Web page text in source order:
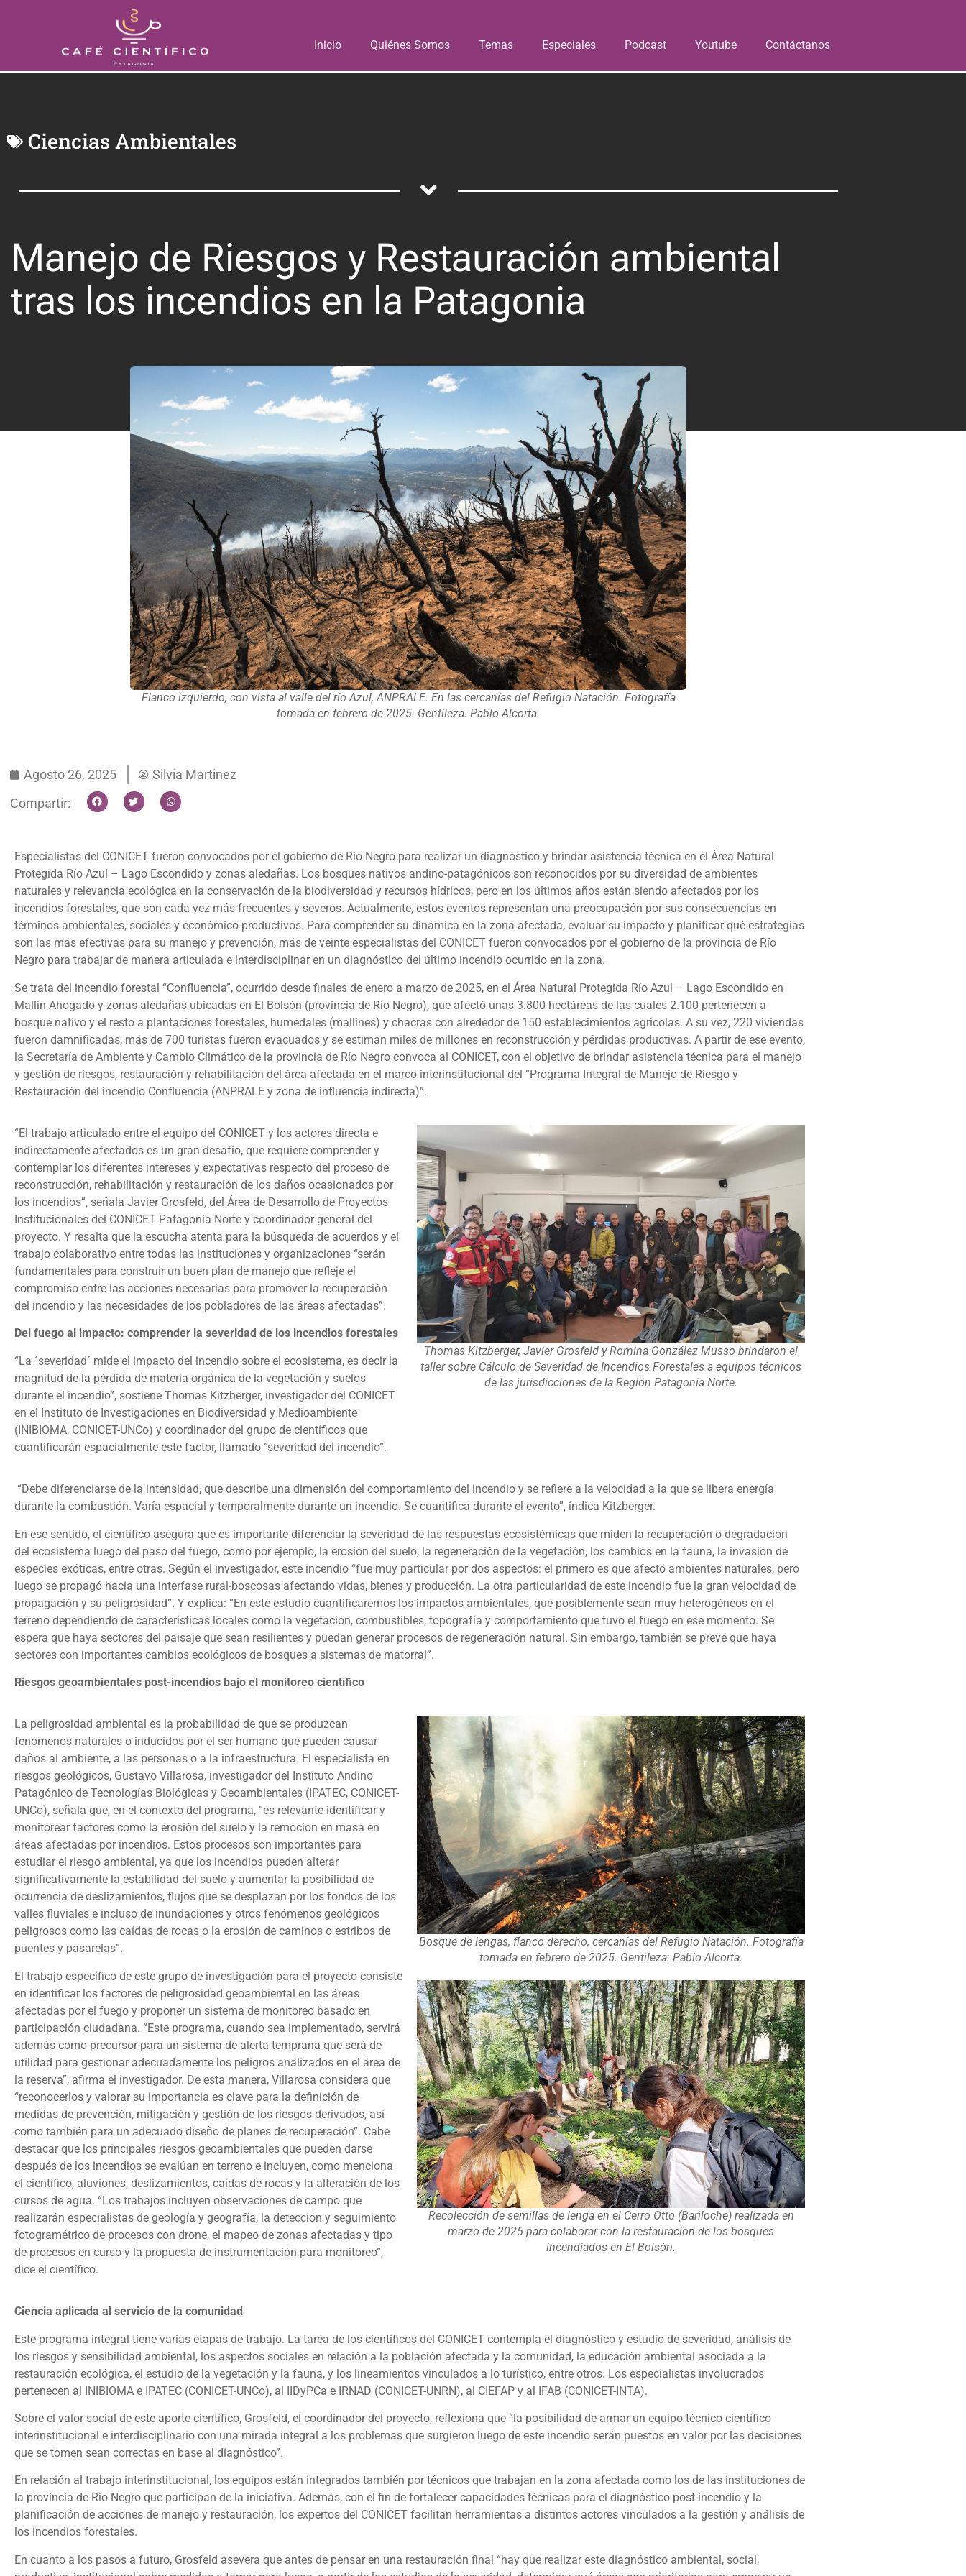
Inicio Quiénes Somos Temas Especiales Podcast Youtube Contáctanos
Ciencias Ambientales
Manejo de Riesgos y Restauración ambiental
tras los incendios en la Patagonia
Flanco izquierdo, con vista al valle del río Azul, ANPRALE. En las cercanías del Refugio Natación. Fotografía
tomada en febrero de 2025. Gentileza: Pablo Alcorta.
Agosto 26, 2025
Silvia Martinez
Compartir:
Especialistas del CONICET fueron convocados por el gobierno de Río Negro para realizar un diagnóstico y brindar asistencia técnica en el Área Natural
Protegida Río Azul – Lago Escondido y zonas aledañas. Los bosques nativos andino-patagónicos son reconocidos por su diversidad de ambientes
naturales y relevancia ecológica en la conservación de la biodiversidad y recursos hídricos, pero en los últimos años están siendo afectados por los
incendios forestales, que son cada vez más frecuentes y severos. Actualmente, estos eventos representan una preocupación por sus consecuencias en
términos ambientales, sociales y económico-productivos. Para comprender su dinámica en la zona afectada, evaluar su impacto y planificar qué estrategias
son las más efectivas para su manejo y prevención, más de veinte especialistas del CONICET fueron convocados por el gobierno de la provincia de Río
Negro para trabajar de manera articulada e interdisciplinar en un diagnóstico del último incendio ocurrido en la zona.
Se trata del incendio forestal “Confluencia”, ocurrido desde finales de enero a marzo de 2025, en el Área Natural Protegida Río Azul – Lago Escondido en
Mallín Ahogado y zonas aledañas ubicadas en El Bolsón (provincia de Río Negro), que afectó unas 3.800 hectáreas de las cuales 2.100 pertenecen a
bosque nativo y el resto a plantaciones forestales, humedales (mallines) y chacras con alrededor de 150 establecimientos agrícolas. A su vez, 220 viviendas
fueron damnificadas, más de 700 turistas fueron evacuados y se estiman miles de millones en reconstrucción y pérdidas productivas. A partir de ese evento,
la Secretaría de Ambiente y Cambio Climático de la provincia de Río Negro convoca al CONICET, con el objetivo de brindar asistencia técnica para el manejo
y gestión de riesgos, restauración y rehabilitación del área afectada en el marco interinstitucional del “Programa Integral de Manejo de Riesgo y
Restauración del incendio Confluencia (ANPRALE y zona de influencia indirecta)”.
“El trabajo articulado entre el equipo del CONICET y los actores directa e
indirectamente afectados es un gran desafío, que requiere comprender y
contemplar los diferentes intereses y expectativas respecto del proceso de
reconstrucción, rehabilitación y restauración de los daños ocasionados por
los incendios”, señala Javier Grosfeld, del Área de Desarrollo de Proyectos
Institucionales del CONICET Patagonia Norte y coordinador general del
proyecto. Y resalta que la escucha atenta para la búsqueda de acuerdos y el
trabajo colaborativo entre todas las instituciones y organizaciones “serán
fundamentales para construir un buen plan de manejo que refleje el
compromiso entre las acciones necesarias para promover la recuperación
del incendio y las necesidades de los pobladores de las áreas afectadas”.
Del fuego al impacto: comprender la severidad de los incendios forestales
“La ´severidad´ mide el impacto del incendio sobre el ecosistema, es decir la
magnitud de la pérdida de materia orgánica de la vegetación y suelos
durante el incendio”, sostiene Thomas Kitzberger, investigador del CONICET
en el Instituto de Investigaciones en Biodiversidad y Medioambiente
(INIBIOMA, CONICET-UNCo) y coordinador del grupo de científicos que
cuantificarán espacialmente este factor, llamado “severidad del incendio”.
Thomas Kitzberger, Javier Grosfeld y Romina González Musso brindaron el
taller sobre Cálculo de Severidad de Incendios Forestales a equipos técnicos
de las jurisdicciones de la Región Patagonia Norte.
“Debe diferenciarse de la intensidad, que describe una dimensión del comportamiento del incendio y se refiere a la velocidad a la que se libera energía
durante la combustión. Varía espacial y temporalmente durante un incendio. Se cuantifica durante el evento”, indica Kitzberger.
En ese sentido, el científico asegura que es importante diferenciar la severidad de las respuestas ecosistémicas que miden la recuperación o degradación
del ecosistema luego del paso del fuego, como por ejemplo, la erosión del suelo, la regeneración de la vegetación, los cambios en la fauna, la invasión de
especies exóticas, entre otras. Según el investigador, este incendio “fue muy particular por dos aspectos: el primero es que afectó ambientes naturales, pero
luego se propagó hacia una interfase rural-boscosas afectando vidas, bienes y producción. La otra particularidad de este incendio fue la gran velocidad de
propagación y su peligrosidad”. Y explica: “En este estudio cuantificaremos los impactos ambientales, que posiblemente sean muy heterogéneos en el
terreno dependiendo de características locales como la vegetación, combustibles, topografía y comportamiento que tuvo el fuego en ese momento. Se
espera que haya sectores del paisaje que sean resilientes y puedan generar procesos de regeneración natural. Sin embargo, también se prevé que haya
sectores con importantes cambios ecológicos de bosques a sistemas de matorral”.
Riesgos geoambientales post-incendios bajo el monitoreo científico
La peligrosidad ambiental es la probabilidad de que se produzcan
fenómenos naturales o inducidos por el ser humano que pueden causar
daños al ambiente, a las personas o a la infraestructura. El especialista en
riesgos geológicos, Gustavo Villarosa, investigador del Instituto Andino
Patagónico de Tecnologías Biológicas y Geoambientales (IPATEC, CONICET-
UNCo), señala que, en el contexto del programa, “es relevante identificar y
monitorear factores como la erosión del suelo y la remoción en masa en
áreas afectadas por incendios. Estos procesos son importantes para
estudiar el riesgo ambiental, ya que los incendios pueden alterar
significativamente la estabilidad del suelo y aumentar la posibilidad de
ocurrencia de deslizamientos, flujos que se desplazan por los fondos de los
valles fluviales e incluso de inundaciones y otros fenómenos geológicos
peligrosos como las caídas de rocas o la erosión de caminos o estribos de
puentes y pasarelas”.
El trabajo específico de este grupo de investigación para el proyecto consiste
en identificar los factores de peligrosidad geoambiental en las áreas
afectadas por el fuego y proponer un sistema de monitoreo basado en
participación ciudadana. “Este programa, cuando sea implementado, servirá
además como precursor para un sistema de alerta temprana que será de
utilidad para gestionar adecuadamente los peligros analizados en el área de
la reserva”, afirma el investigador. De esta manera, Villarosa considera que
“reconocerlos y valorar su importancia es clave para la definición de
medidas de prevención, mitigación y gestión de los riesgos derivados, así
como también para un adecuado diseño de planes de recuperación”. Cabe
destacar que los principales riesgos geoambientales que pueden darse
después de los incendios se evalúan en terreno e incluyen, como menciona
el científico, aluviones, deslizamientos, caídas de rocas y la alteración de los
cursos de agua. “Los trabajos incluyen observaciones de campo que
realizarán especialistas de geología y geografía, la detección y seguimiento
fotogramétrico de procesos con drone, el mapeo de zonas afectadas y tipo
de procesos en curso y la propuesta de instrumentación para monitoreo”,
dice el científico.
Bosque de lengas, flanco derecho, cercanías del Refugio Natación. Fotografía
tomada en febrero de 2025. Gentileza: Pablo Alcorta.
Recolección de semillas de lenga en el Cerro Otto (Bariloche) realizada en
marzo de 2025 para colaborar con la restauración de los bosques
incendiados en El Bolsón.
Ciencia aplicada al servicio de la comunidad
Este programa integral tiene varias etapas de trabajo. La tarea de los científicos del CONICET contempla el diagnóstico y estudio de severidad, análisis de
los riesgos y sensibilidad ambiental, los aspectos sociales en relación a la población afectada y la comunidad, la educación ambiental asociada a la
restauración ecológica, el estudio de la vegetación y la fauna, y los lineamientos vinculados a lo turístico, entre otros. Los especialistas involucrados
pertenecen al INIBIOMA e IPATEC (CONICET-UNCo), al IIDyPCa e IRNAD (CONICET-UNRN), al CIEFAP y al IFAB (CONICET-INTA).
Sobre el valor social de este aporte científico, Grosfeld, el coordinador del proyecto, reflexiona que “la posibilidad de armar un equipo técnico científico
interinstitucional e interdisciplinario con una mirada integral a los problemas que surgieron luego de este incendio serán puestos en valor por las decisiones
que se tomen sean correctas en base al diagnóstico”.
En relación al trabajo interinstitucional, los equipos están integrados también por técnicos que trabajan en la zona afectada como los de las instituciones de
la provincia de Río Negro que participan de la iniciativa. Además, con el fin de fortalecer capacidades técnicas para el diagnóstico post-incendio y la
planificación de acciones de manejo y restauración, los expertos del CONICET facilitan herramientas a distintos actores vinculados a la gestión y análisis de
los incendios forestales.
En cuanto a los pasos a futuro, Grosfeld asevera que antes de pensar en una restauración final “hay que realizar este diagnóstico ambiental, social,